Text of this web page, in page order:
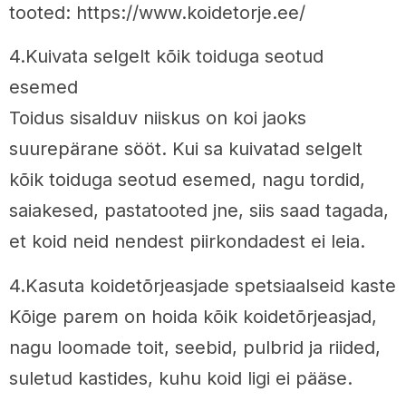
tooted: https://www.koidetorje.ee/
4.Kuivata selgelt kõik toiduga seotud
esemed
Toidus sisalduv niiskus on koi jaoks
suurepärane sööt. Kui sa kuivatad selgelt
kõik toiduga seotud esemed, nagu tordid,
saiakesed, pastatooted jne, siis saad tagada,
et koid neid nendest piirkondadest ei leia.
4.Kasuta koidetõrjeasjade spetsiaalseid kaste
Kõige parem on hoida kõik koidetõrjeasjad,
nagu loomade toit, seebid, pulbrid ja riided,
suletud kastides, kuhu koid ligi ei pääse.